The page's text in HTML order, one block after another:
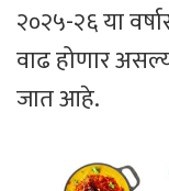
२०२५-२६ या
वाढ होणार
जात आहे.